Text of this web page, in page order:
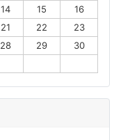
14 15
16
21 22
23
28 29
30